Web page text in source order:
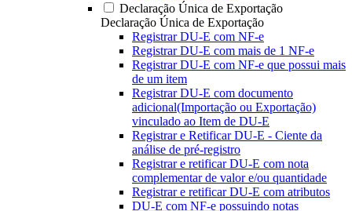
Declaração Única de Exportação
Declaração Única de Exportação
Registrar DU-E com NF-e
Registrar DU-E com mais de 1 NF-e
Registrar DU-E com NF-e que possui mais
de um item
Registrar DU-E com documento
adicional(Importação ou Exportação)
vinculado ao Item de DU-E
Registrar e Retificar DU-E - Ciente da
análise de pré-registro
Registrar e retificar DU-E com nota
complementar de valor e/ou quantidade
Registrar e retificar DU-E com atributos
DU-E com NF-e possuindo notas